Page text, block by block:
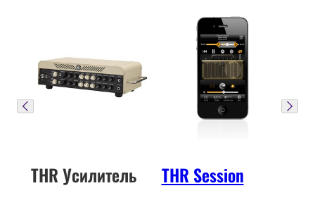
THR Усилитель THR Session